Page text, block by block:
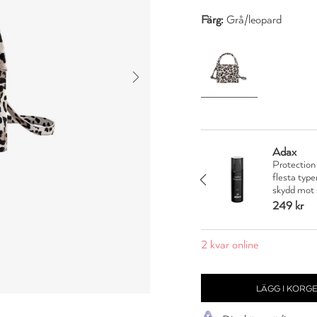
Färg: Grå/leopard
Adax
Protection
flesta
skydd mot
249 kr
2 kvar online